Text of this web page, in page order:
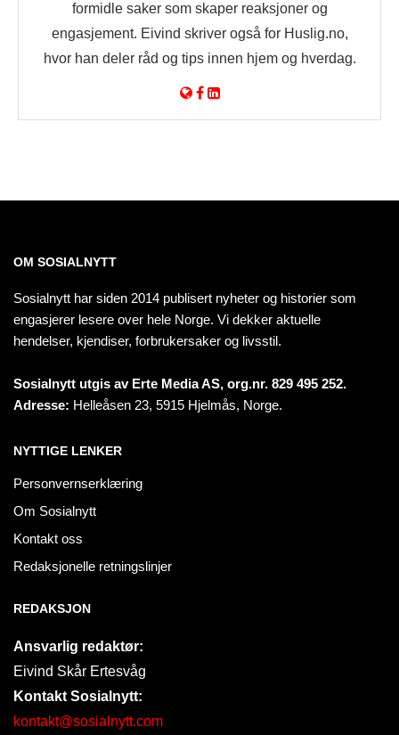
formidle saker som skaper reaksjoner og
engasjement. Eivind skriver også for Huslig.no,
hvor han deler råd og tips innen hjem og hverdag.
OM SOSIALNYTT
Sosialnytt har siden 2014 publisert nyheter og historier som
engasjerer lesere over hele Norge. Vi dekker aktuelle
hendelser, kjendiser, forbrukersaker og livsstil.
Sosialnytt utgis av Erte Media AS, org.nr. 829 495 252.
Adresse: Helleåsen 23, 5915 Hjelmås, Norge.
NYTTIGE LENKER
Personvernserklæring
Om Sosialnytt
Kontakt oss
Redaksjonelle retningslinjer
REDAKSJON
Ansvarlig redaktør:
Eivind Skår Ertesvåg
Kontakt Sosialnytt:
kontakt@sosialnytt.com